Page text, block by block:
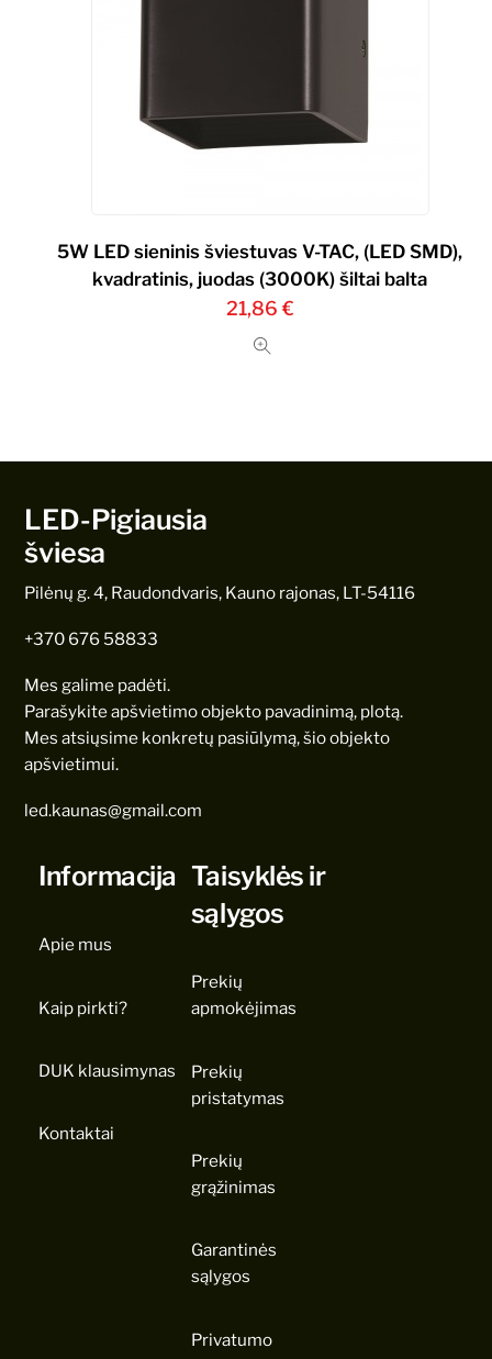
5W LED sieninis šviestuvas V-TAC, (LED SMD),
kvadratinis, juodas (3000K) šiltai balta
21,86 €
LED-Pigiausia
šviesa
Pilėnų g. 4, Raudondvaris, Kauno rajonas, LT-54116
+370 676 58833
Mes galime padėti.
Parašykite apšvietimo objekto pavadinimą, plotą.
Mes atsiųsime konkretų pasiūlymą, šio objekto
apšvietimui.
led.kaunas@gmail.com
Informacija
Apie mus
Kaip pirkti?
DUK klausimynas
Kontaktai
Taisyklės ir
sąlygos
Prekių
apmokėjimas
Prekių
pristatymas
Prekių
grąžinimas
Garantinės
sąlygos
Privatumo